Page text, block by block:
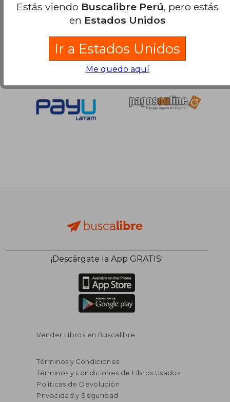
¡Descárgate la App GRATIS!
Vender Libros en Buscalibre
Términos y Condiciones
Términos y condiciones de Libros Usados
Políticas de Devolución
Privacidad y Seguridad
Estás viendo Buscalibre Perú, pero estás
en Estados Unidos
Ir a Estados Unidos
Me quedo aquí